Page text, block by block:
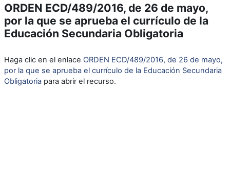
ORDEN ECD/489/2016, de 26 de mayo,
por la que se aprueba el currículo de la
Educación Secundaria Obligatoria
Haga clic en el enlace ORDEN ECD/489/2016, de 26 de mayo,
por la que se aprueba el currículo de la Educación Secundaria
Obligatoria para abrir el recurso.